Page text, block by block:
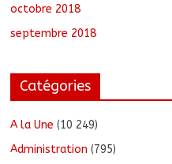
octobre 2018
septembre 2018
Catégories
A la Une (10 249)
Administration (795)